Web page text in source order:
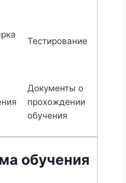
Тестирование
Документы о
прохождении
обучения
обучения